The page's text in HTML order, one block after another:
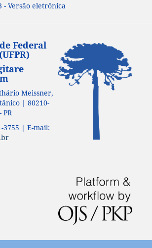
- Versão eletrônica
Federal
Meissner,
| 80210-
3755 | E-mail: